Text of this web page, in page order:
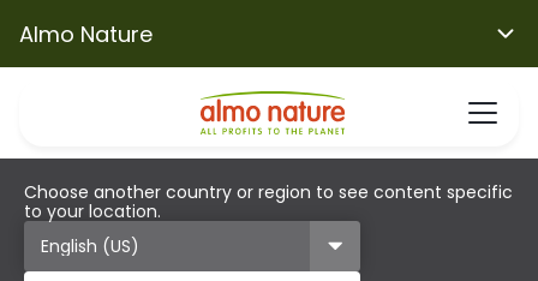
Almo Nature
Choose another country or region to see content specific
to your location.